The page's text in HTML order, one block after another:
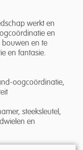
werkt en
en
bouwen en te
en fantasie.
oogcoördinatie,
steeksleutel,
en